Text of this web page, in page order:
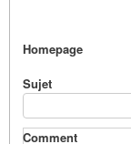
Homepage
Sujet
Comment